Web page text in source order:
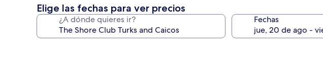
5.0
estrellas
Elige las fechas para ver precios
¿A dónde quieres ir? Fechas